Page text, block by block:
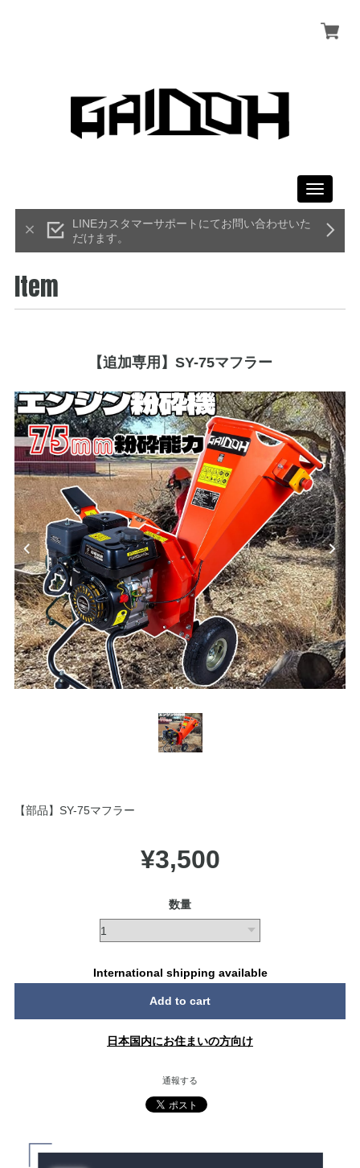
Toggle
LINEカスタマーサポートにてお問い合わせいた
だけます。
Item
【追加専用】SY-75マフラー
【部品】SY-75マフラー
¥3,500
数量
International shipping available
Add to cart
日本国内にお住まいの方向け
通報する